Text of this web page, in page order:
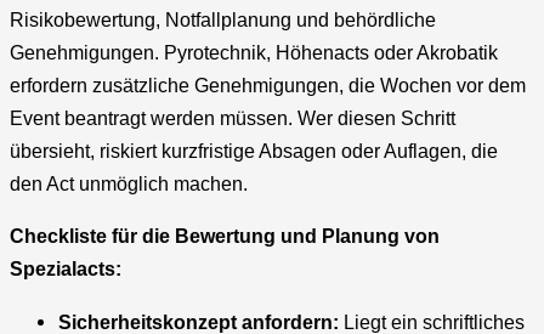
Risikobewertung, Notfallplanung und behördliche
Genehmigungen. Pyrotechnik, Höhenacts oder Akrobatik
erfordern zusätzliche Genehmigungen, die Wochen vor dem
Event beantragt werden müssen. Wer diesen Schritt
übersieht, riskiert kurzfristige Absagen oder Auflagen, die
den Act unmöglich machen.
Checkliste für die Bewertung und Planung von
Spezialacts:
Sicherheitskonzept anfordern: Liegt ein schriftliches